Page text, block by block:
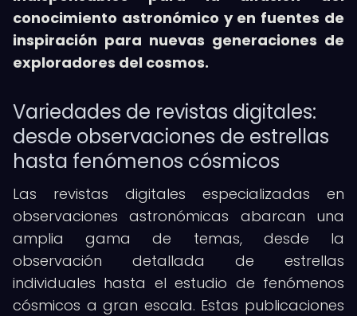
conocimiento astronómico y en fuentes de
inspiración para nuevas generaciones de
exploradores del cosmos.
Variedades de revistas digitales:
desde observaciones de estrellas
hasta fenómenos cósmicos
Las revistas digitales especializadas en
observaciones astronómicas abarcan una
amplia gama de temas, desde la
observación detallada de estrellas
individuales hasta el estudio de fenómenos
cósmicos a gran escala. Estas publicaciones